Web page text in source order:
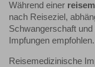
Während einer
nach Reiseziel,
Schwangerschaft
Impfungen empfohlen.
Reisemedizinische